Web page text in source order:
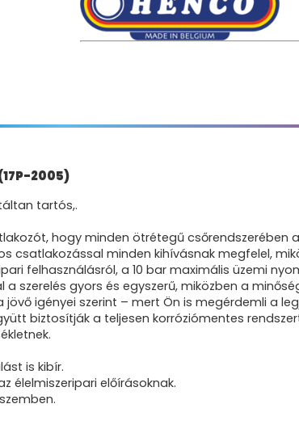
2005)
tartós,.
hogy minden ötrétegű
csatlakozással minden kihívásnak megfelel,
felhasználásról, a 10 bar maximális üzemi
szerelés gyors és egyszerű, miközben a
igényei szerint – mert Ön is megérdemli a
biztosítják a teljesen korróziómentes
is kibír.
élelmiszeripari előírásoknak.